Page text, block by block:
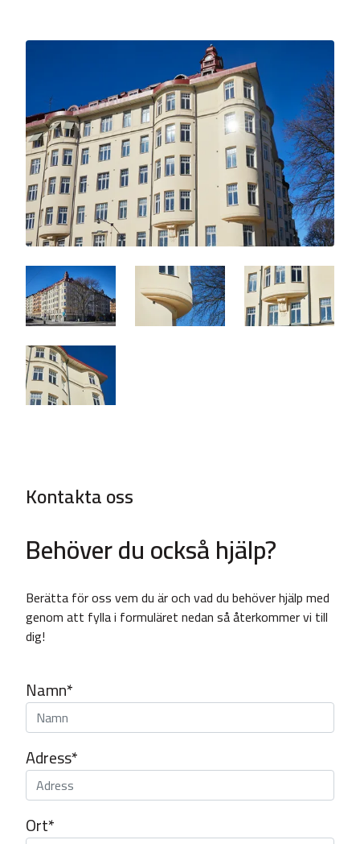
Kontakta oss
Behöver du också hjälp?
Berätta för oss vem du är och vad du behöver hjälp med
genom att fylla i formuläret nedan så återkommer vi till
dig!
Namn*
Adress*
Ort*